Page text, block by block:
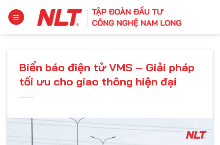
đến
Biển báo điện tử VMS – Giải pháp
tối ưu cho giao thông hiện đại